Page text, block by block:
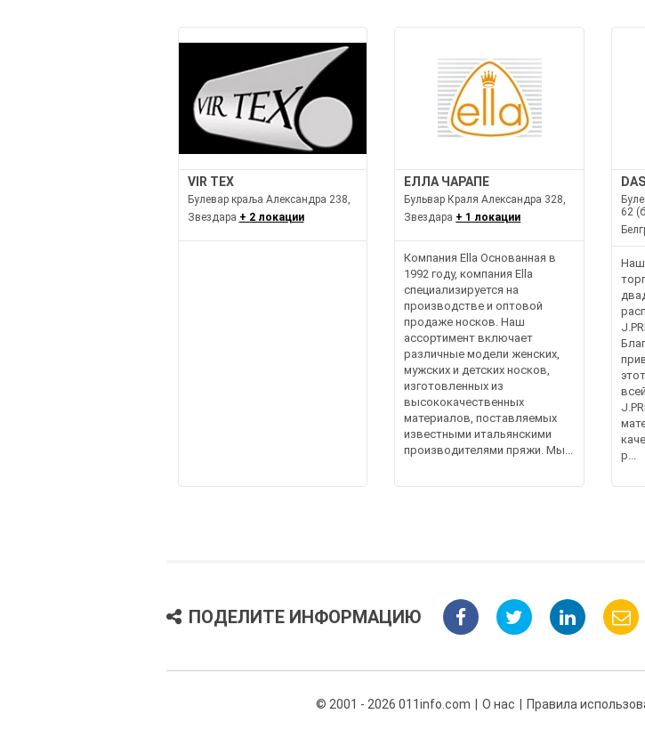
VIR TEX
Булевар краља Александра 238,
Звездара + 2 локации
ЕЛЛА ЧАРАПЕ
Бульвар Краля Александра 328,
Звездара + 1 локации
Компания Ella Основанная в
1992 году, компания Ella
специализируется на
производстве и оптовой
продаже носков. Наш
ассортимент включает
различные модели женских,
мужских и детских носков,
изготовленных из
высококачественных
материалов, поставляемых
известными итальянскими
производителями пряжи. Мы...
62
р...
ПОДЕЛИТЕ ИНФОРМАЦИЮ
© 2001 - 2026 011info.com О нас Правила